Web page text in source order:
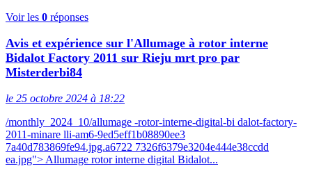
Voir les 0 réponses
Avis et expérience sur l'Allumage à rotor interne
Bidalot Factory 2011 sur Rieju mrt pro par
Misterderbi84
le 25 octobre 2024 à 18:22
/monthly_2024_10/allumage -rotor-interne-digital-bi dalot-factory-
2011-minare lli-am6-9ed5eff1b08890ee3
7a40d783869fe94.jpg.a6722 7326f6379e3204e444e38ccdd
ea.jpg"> Allumage rotor interne digital Bidalot...